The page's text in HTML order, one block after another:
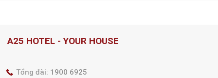
A25 HOTEL - YOUR HOUSE
Tổng đài: 1900 6925